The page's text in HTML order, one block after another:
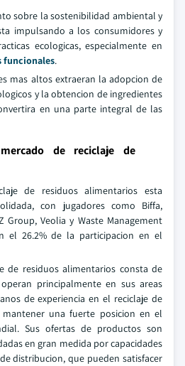
sobre la sostenibilidad ambiental y
impulsando a los consumidores y
ecologicas, especialmente en
funcionales.
mas altos extraeran la adopcion de
y la obtencion de ingredientes
en una parte integral de las
de reciclaje de
de residuos alimentarios esta
con jugadores como Biffa,
Group, Veolia y Waste Management
el 26.2% de la participacion en el
de residuos alimentarios consta de
principalmente en sus areas
de experiencia en el reciclaje de
una fuerte posicion en el
Sus ofertas de productos son
en gran medida por capacidades
distribucion, que pueden satisfacer